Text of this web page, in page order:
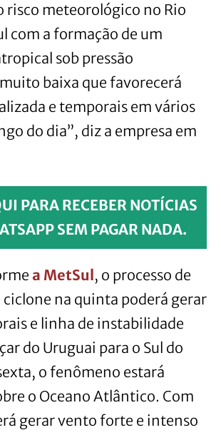
risco meteorológico no Rio
com a formação de um
sob pressão
baixa que favorecerá
e temporais em vários
do dia”, diz a empresa em
PARA RECEBER NOTÍCIAS
SEM PAGAR NADA.
a MetSul, o processo de
na quinta poderá gerar
e linha de instabilidade
do Uruguai para o Sul do
o fenômeno estará
o Oceano Atlântico. Com
gerar vento forte e intenso